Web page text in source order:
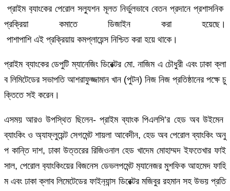
প্রাইম ব‌্যাংকের পেরোল সল‌্যুশন মূলত নির্ভুলভাবে বেতন প্রদানে প্রশাসনিক
প্রক্রিয়া কমাতে ডিজাইন করা হয়েছে।
পাশাপাশি এই প্রক্রিয়ায় কমপ্লায়েন্স নিশ্চিত করা হয়ে থাকে।
প্রাইম ব্যাংকের ডেপুটি ম্যানেজিং ডিরেক্টর মো. নাজিম এ চৌধুরী এবং ঢাকা ক্লা
ব লিমিটেডের সভাপতি আশরাফুজ্জামান খান (পুটন) নিজ নিজ প্রতিষ্ঠানের পক্ষে চু
ক্তিতে সই করেন।
এসময় আরও উপস্থিত ছিলেন- প্রাইম ব্যাংক পিএলসি’র হেড অব উইমেন
ব্যাংকিং ও অ্যাফ্লুয়েন্ট সেগমেন্ট শায়লা আবেদীন, হেড অব পেরোল ব্যাংকিং অনু
প কান্তি দাশ, ঢাকা উত্তরের রিজিওনাল হেড খাদেম মোহাম্মদ ইফতেখার ফাই
সাল, পেরোল ব‌্যাংকিংয়ের বিজনেস ডেভলপমেন্ট ম‌্যানেজর মুশফিক আহমেদ ফাহি
ম এবং ঢাকা ক্লাব লিমেটেডের ফাইন‌্যান্স ডিরেক্টর মজিবুর রহমান সহ উভয় প্রতি